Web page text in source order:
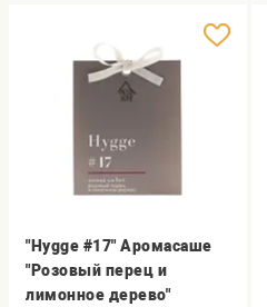
"Hygge #17" Аромасаше
"Розовый перец и
лимонное дерево"